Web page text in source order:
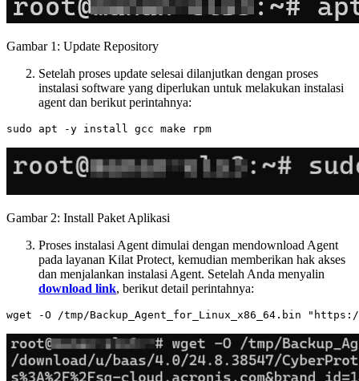
Gambar 1: Update Repository
Setelah proses update selesai dilanjutkan dengan proses
instalasi software yang diperlukan untuk melakukan instalasi
agent dan berikut perintahnya:
Gambar 2: Install Paket Aplikasi
Proses instalasi Agent dimulai dengan mendownload Agent
pada layanan Kilat Protect, kemudian memberikan hak akses
dan menjalankan instalasi Agent. Setelah Anda menyalin
download link, berikut detail perintahnya: